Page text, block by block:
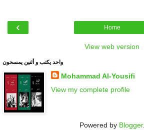
‹ Home
View web version
واحد يكتب و أثنين يمسحون
Mohammad Al-Yousifi
View my complete profile
Powered by Blogger.